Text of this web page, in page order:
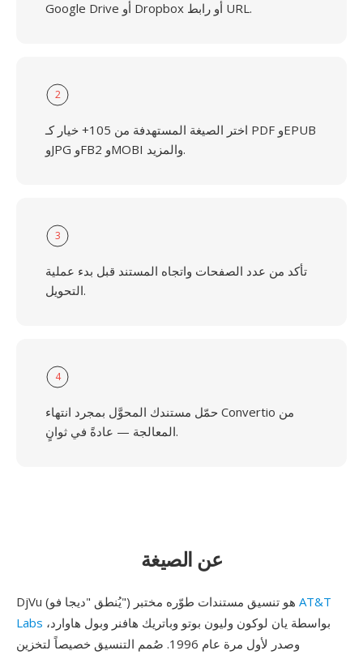
Google Drive أو Dropbox أو رابط URL.
2
اختر الصيغة المستهدفة من 105+ خيار كـ PDF وEPUB
وJPG وFB2 وMOBI والمزيد.
3
تأكد من عدد الصفحات واتجاه المستند قبل بدء عملية
التحويل.
4
حمّل مستندك المحوَّل بمجرد انتهاء Convertio من
المعالجة — عادةً في ثوانٍ.
عن الصيغة
AT&T
Labs
وصدر لأول مرة عام 1996. صُمم التنسيق خصيصاً لتخزين